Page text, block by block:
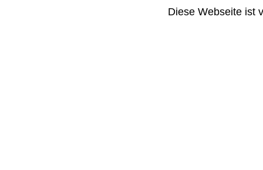
Diese Webseite ist